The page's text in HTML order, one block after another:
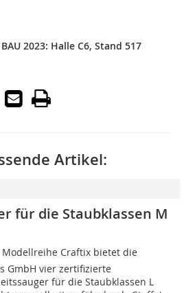
2023: Halle C6, Stand 517
Artikel:
für die Staubklassen M
Craftix bietet die
GmbH vier zertifizierte
für die Staubklassen L